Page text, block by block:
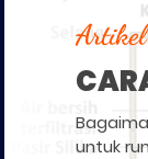
untuk